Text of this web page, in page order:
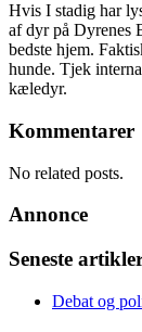
Hvis I stadig har
af dyr på Dyrenes
bedste hjem.
hunde. Tjek
kæledyr.
Kommentarer
No related posts.
Annonce
Seneste
Debat og